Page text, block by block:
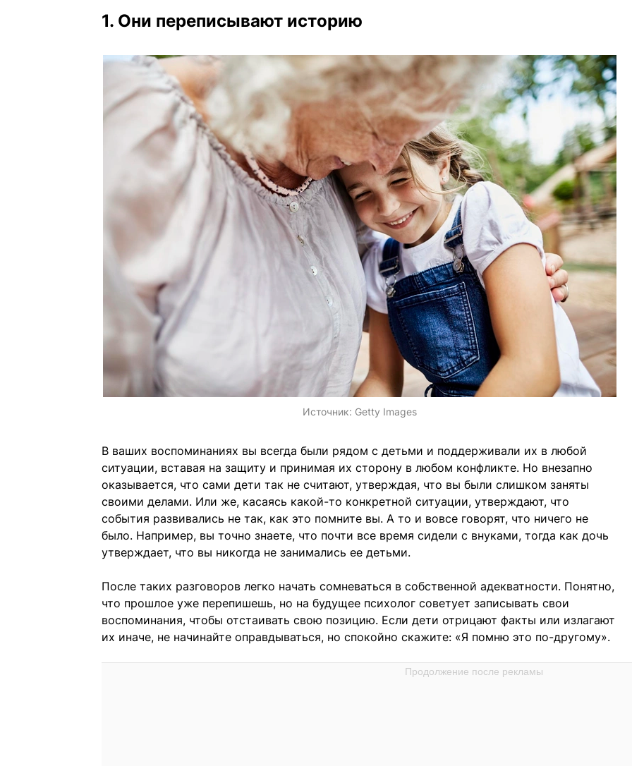
1. Они переписывают историю
Источник: Getty Images
В ваших воспоминаниях вы всегда были рядом с детьми и поддерживали их в любой
ситуации, вставая на защиту и принимая их сторону в любом конфликте. Но внезапно
оказывается, что сами дети так не считают, утверждая, что вы были слишком заняты
своими делами. Или же, касаясь какой-то конкретной ситуации, утверждают, что
события развивались не так, как это помните вы. А то и вовсе говорят, что ничего не
было. Например, вы точно знаете, что почти все время сидели с внуками, тогда как дочь
утверждает, что вы никогда не занимались ее детьми.
После таких разговоров легко начать сомневаться в собственной адекватности. Понятно,
что прошлое уже перепишешь, но на будущее психолог советует записывать свои
воспоминания, чтобы отстаивать свою позицию. Если дети отрицают факты или излагают
их иначе, не начинайте оправдываться, но спокойно скажите: «Я помню это по-другому».